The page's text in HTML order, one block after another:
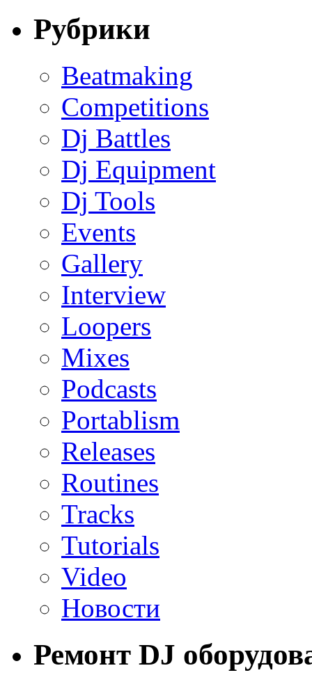
Рубрики
Beatmaking
Competitions
Dj Battles
Dj Equipment
Dj Tools
Events
Gallery
Interview
Loopers
Mixes
Podcasts
Portablism
Releases
Routines
Tracks
Tutorials
Video
Новости
Ремонт DJ